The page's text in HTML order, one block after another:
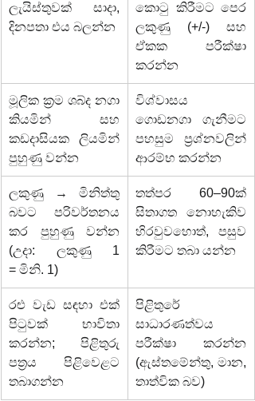
ලැයිස්තුවක් සාදා,
දිනපතා එය බලන්න
කොටු කිරීමට පෙර
ලකුණු (+/-) සහ
ඒකක පරීක්ෂා
කරන්න
මූලික ක්‍රම ශබ්ද නගා
කියමින් සහ
කඩදාසියක ලියමින්
පුහුණු වන්න
විශ්වාසය
ගොඩනගා ගැනීමට
පහසුම ප්‍රශ්නවලින්
ආරම්භ කරන්න
ලකුණු → මිනිත්තු
බවට පරිවර්තනය
කර පුහුණු වන්න
(උදා: ලකුණු 1
= මිනි. 1)
තත්පර 60–90ක්
සිතාගත නොහැකිව
හිරවුවහොත්, පසුව
කිරීමට තබා යන්න
රළු වැඩ සඳහා එක්
පිටුවක් භාවිතා
කරන්න; පිළිතුරු
පත්‍රය පිළිවෙළට
තබාගන්න
පිළිතුරේ
සාධාරණත්වය
පරීක්ෂා කරන්න
(ඇස්තමේන්තු, මාන,
තාත්වික බව)